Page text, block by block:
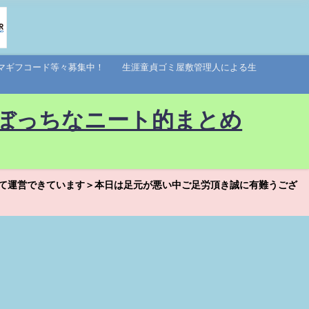
ギフコード等々募集中！ 生涯童貞ゴミ屋敷管理人による生
ちなニート的まとめ
営できています＞本日は足元が悪い中ご足労頂き誠に有難うござ